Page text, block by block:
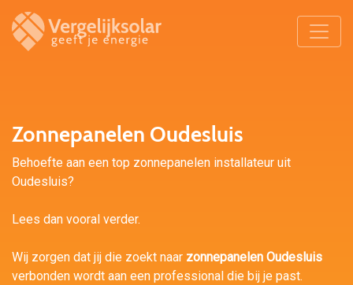
Zonnepanelen Oudesluis
Behoefte aan een top zonnepanelen installateur uit
Oudesluis?
Lees dan vooral verder.
Wij zorgen dat jij die zoekt naar zonnepanelen Oudesluis
verbonden wordt aan een professional die bij je past.